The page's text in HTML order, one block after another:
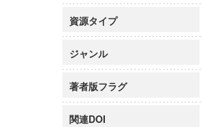
資源タイプ
ジャンル
著者版フラグ
関連DOI